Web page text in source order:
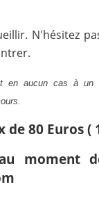
N'hésitez
en aucun cas à un
80 Euros (
moment